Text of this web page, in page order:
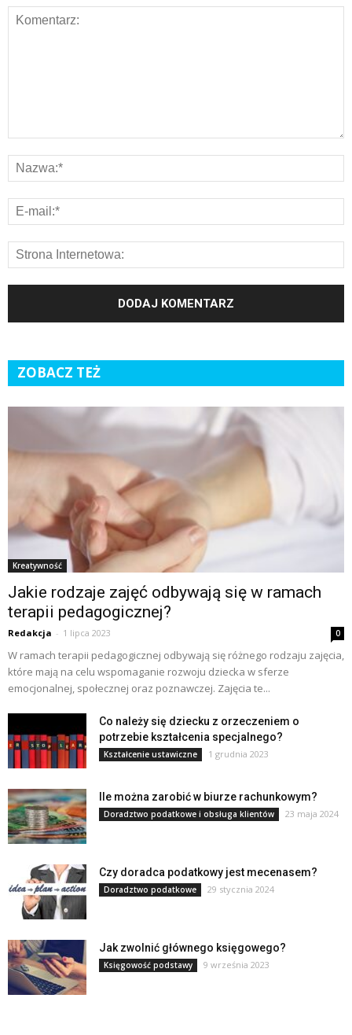
ZOBACZ TEŻ
Kreatywność
Jakie rodzaje zajęć odbywają się w ramach
terapii pedagogicznej?
Redakcja - 1 lipca 2023 0
W ramach terapii pedagogicznej odbywają się różnego rodzaju zajęcia,
które mają na celu wspomaganie rozwoju dziecka w sferze
emocjonalnej, społecznej oraz poznawczej. Zajęcia te...
Co należy się dziecku z orzeczeniem o
potrzebie kształcenia specjalnego?
Kształcenie ustawiczne 1 grudnia 2023
Ile można zarobić w biurze rachunkowym?
Doradztwo podatkowe i obsługa klientów 23 maja 2024
Czy doradca podatkowy jest mecenasem?
Doradztwo podatkowe 29 stycznia 2024
Jak zwolnić głównego księgowego?
Księgowość podstawy 9 września 2023